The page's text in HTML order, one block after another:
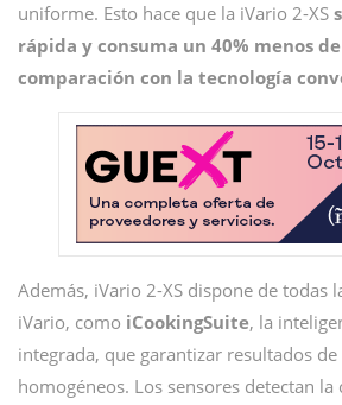
uniforme. Esto hace que la iVario 2-XS
rápida y consuma un 40% menos
comparación con la tecnología
Además, iVario 2-XS dispone de todas
iVario, como iCookingSuite, la
integrada, que garantizar resultados
homogéneos. Los sensores detectan la